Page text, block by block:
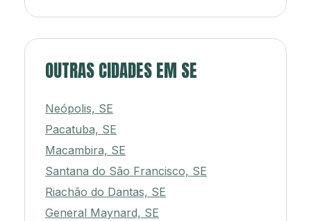
OUTRAS CIDADES EM SE
Neópolis, SE
Pacatuba, SE
Macambira, SE
Santana do São Francisco, SE
Riachão do Dantas, SE
General Maynard, SE